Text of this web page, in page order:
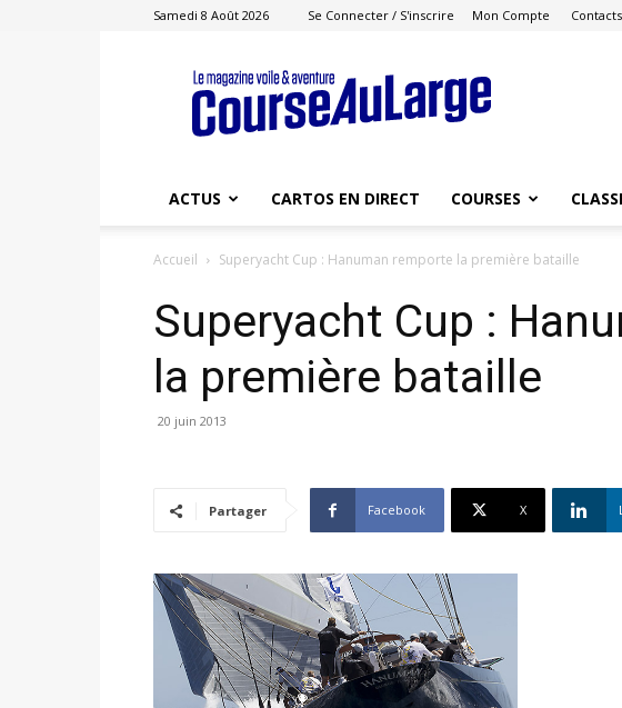
Samedi 8 Août 2026 Se Connecter / S'inscrire Mon Compte Contacts
Course
au
Large
ACTUS CARTOS EN DIRECT COURSES
Accueil Superyacht Cup : Hanuman remporte la première bataille
Superyacht Cup :
la première bataille
20 juin 2013
Partager Facebook X